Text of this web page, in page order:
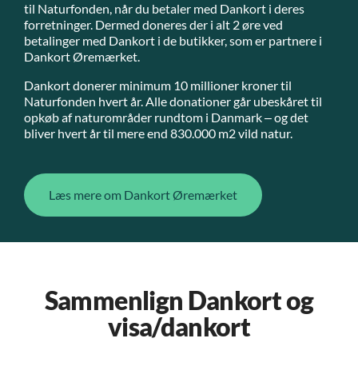
til Naturfonden, når du betaler med Dankort i deres
forretninger. Dermed doneres der i alt 2 øre ved
betalinger med Dankort i de butikker, som er partnere i
Dankort Øremærket.
Dankort donerer minimum 10 millioner kroner til
Naturfonden hvert år. Alle donationer går ubeskåret til
opkøb af naturområder rundtom i Danmark – og det
bliver hvert år til mere end 830.000 m2 vild natur.
Læs mere om Dankort Øremærket
Sammenlign Dankort og
visa/dankort